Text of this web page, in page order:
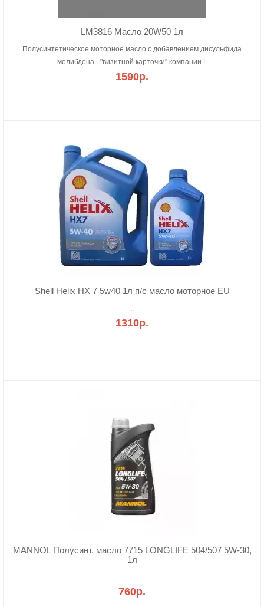
LM3816 Масло 20W50 1л
Полусинтетическое моторное масло с добавлением дисульфида
молибдена - "визитной карточки" компании L
1590р.
Shell Helix HX 7 5w40 1л п/с масло моторное EU
..
1310р.
MANNOL Полусинт. масло 7715 LONGLIFE 504/507 5W-30,
1л
..
760р.